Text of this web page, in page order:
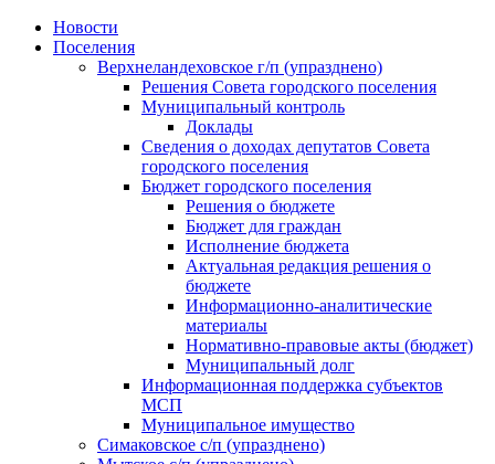
Skip
Новости
Поселения
Верхнеландеховское г/п (упразднено)
Решения Совета городского поселения
Муниципальный контроль
Доклады
Сведения о доходах депутатов Совета
городского поселения
Бюджет городского поселения
Решения о бюджете
Бюджет для граждан
Исполнение бюджета
Актуальная редакция решения о
бюджете
Информационно-аналитические
материалы
Нормативно-правовые акты (бюджет)
Муниципальный долг
Информационная поддержка субъектов
МСП
Муниципальное имущество
Симаковское с/п (упразднено)